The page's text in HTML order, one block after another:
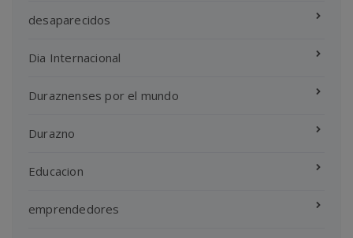
desaparecidos
Dia Internacional
Duraznenses por el mundo
Durazno
Educacion
emprendedores